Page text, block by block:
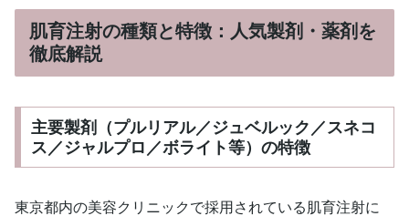
肌育注射の種類と特徴：人気製剤・薬剤を
徹底解説
主要製剤（プルリアル／ジュベルック／スネコ
ス／ジャルプロ／ボライト等）の特徴
東京都内の美容クリニックで採用されている肌育注射に